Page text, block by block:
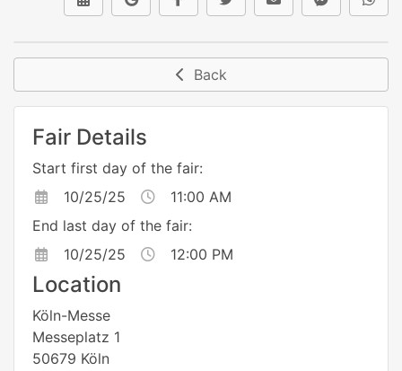
Back
Fair Details
Start first day of the fair:
10/25/25
11:00 AM
End last day of the fair:
10/25/25
12:00 PM
Location
Köln-Messe
Messeplatz 1
50679 Köln